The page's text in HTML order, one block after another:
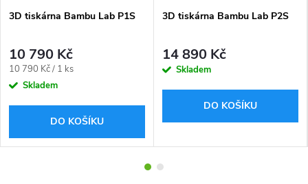
3D tiskárna Bambu Lab P1S
10 790 Kč
Měrná
cena:
10 790 Kč / 1 ks
Skladem
DO KOŠÍKU
3D tiskárna Bambu Lab P2S
14 890 Kč
Skladem
DO KOŠÍKU